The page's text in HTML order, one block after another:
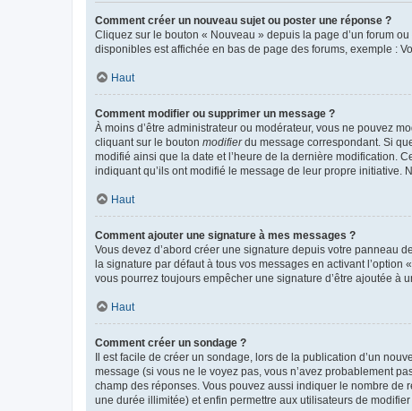
Comment créer un nouveau sujet ou poster une réponse ?
Cliquez sur le bouton « Nouveau » depuis la page d’un forum
disponibles est affichée en bas de page des forums, exemple :
Haut
Comment modifier ou supprimer un message ?
À moins d’être administrateur ou modérateur, vous ne pouvez
cliquant sur le bouton modifierdu message correspondant. Si
modifié ainsi que la date et l’heure de la dernière modification.
indiquant qu’ils ont modifié le message de leur propre initiative.
Haut
Comment ajouter une signature à mes messages ?
Vous devez d’abord créer une signature depuis votre panneau
la signature par défaut à tous vos messages en activant
vous pourrez toujours empêcher une signature d’être ajoutée à
Haut
Comment créer un sondage ?
Il est facile de créer un sondage, lors de la publication d’un
message (si vous ne le voyez pas, vous n’avez probablement
champ des réponses. Vous pouvez aussi indiquer le nombre de
une durée illimitée) et enfin permettre aux utilisateurs de modifier